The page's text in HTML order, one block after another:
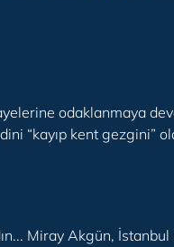
odaklanmaya
“kayıp kent gezgini”
Miray Akgün, İstanbul